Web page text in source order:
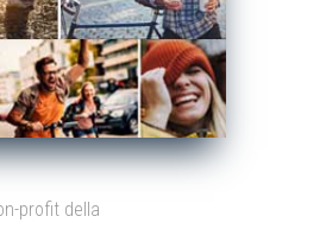
profit della